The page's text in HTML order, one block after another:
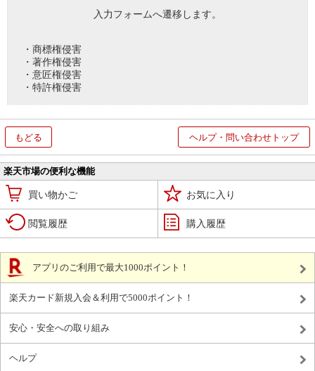
入力フォームへ遷移します。
・商標権侵害
・著作権侵害
・意匠権侵害
・特許権侵害
もどる ヘルプ・問い合わせトップ
楽天市場の便利な機能
買い物かご お気に入り
閲覧履歴 購入履歴
アプリのご利用で最大1000ポイント！
楽天カード新規入会＆利用で5000ポイント！
安心・安全への取り組み
ヘルプ